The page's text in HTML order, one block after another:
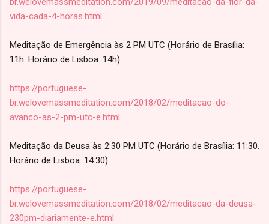
vida-cada-4-horas.html
Meditação de Emergência às 2 PM UTC (Horário de Brasília:
11h. Horário de Lisboa: 14h):
https://portuguese-
br.welovemassmeditation.com/2018/02/meditacao-do-
avanco-as-2-pm-utc-e.html
Meditação da Deusa às 2:30 PM UTC (Horário de Brasília: 11:30.
Horário de Lisboa: 14:30):
https://portuguese-
br.welovemassmeditation.com/2018/02/meditacao-da-deusa-
230pm-diariamente-e.html